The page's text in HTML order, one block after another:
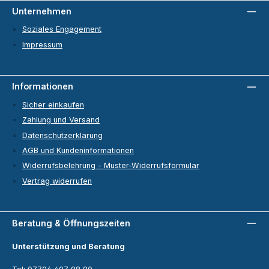
Beratung & Öffnungszeiten
Unterstützung und Beratung
Unternehmen
Soziales Engagement
Impressum
Informationen
Sicher einkaufen
Zahlung und Versand
Datenschutzerklärung
AGB und Kundeninformationen
Widerrufsbelehrung - Muster-Widerrufsformular
Vertrag widerrufen